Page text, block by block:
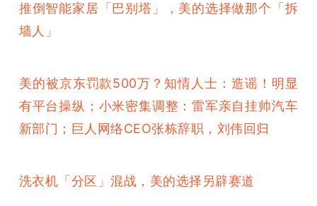
推倒智能家居「巴别塔」，美的选择做那个「拆
墙人」
美的被京东罚款500万？知情人士：造谣！明显
有平台操纵；小米密集调整：雷军亲自挂帅汽车
新部门；巨人网络CEO张栋辞职，刘伟回归
洗衣机「分区」混战，美的选择另辟赛道